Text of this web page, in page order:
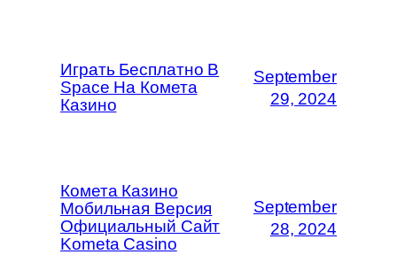
Играть Бесплатно В
Space На Комета
Казино
September
29, 2024
Комета Казино
Мобильная Версия
Официальный Сайт
Kometa Casino
September
28, 2024